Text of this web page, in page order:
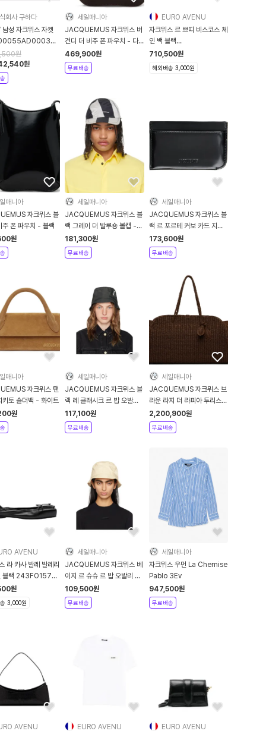
회사 구하다
성 자크뮈스 자켓
원
원
세일매니아
JACQUEMUS 자크뮈스 버
건디 더 비주 폰 파우치 - 다
크 버건디
469,900원
무료배송
EURO AVENU
자크뮈스 르 쁘띠 비스코스 체
인 백 블랙
BAW00404BC1-8A01-
990
710,500원
해외배송 3,000원
매니아
자크뮈스 블
주 폰 파우치 - 블랙
원
세일매니아
JACQUEMUS 자크뮈스 블
랙 그레이 더 발루숑 볼캡 -
Print stripes
181,300원
무료배송
세일매니아
JACQUEMUS 자크뮈스 블
랙 르 포르테 커보 카드 지갑
- 블랙
173,600원
무료배송
매니아
자크뮈스 탠
키토 숄더백 - 화이트
원
세일매니아
JACQUEMUS 자크뮈스 블
랙 레 클래시크 르 밥 오발리
버킷햇 - 블랙
117,100원
무료배송
세일매니아
JACQUEMUS 자크뮈스 브
라운 라지 더 라피아 투리스모
핸드백 - Camel
2,200,900원
무료배송
AVENU
라 카사 발레 발레리
블랙 243FO157
243F
원
3,000원
세일매니아
JACQUEMUS 자크뮈스 베
이지 르 슈슈 르 밥 오발리 버
킷햇 - 블랙
109,500원
무료배송
세일매니아
자크뮈스 우먼 La Chemise
Pablo 3Ev
947,500원
무료배송
AVENU
EURO AVENU
EURO AVENU